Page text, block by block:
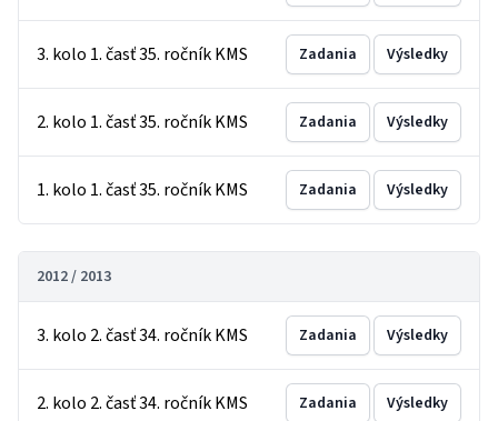
3. kolo 1. časť 35. ročník KMS Zadania Výsledky
2. kolo 1. časť 35. ročník KMS Zadania Výsledky
1. kolo 1. časť 35. ročník KMS Zadania Výsledky
2012 / 2013
3. kolo 2. časť 34. ročník KMS Zadania Výsledky
2. kolo 2. časť 34. ročník KMS Zadania Výsledky